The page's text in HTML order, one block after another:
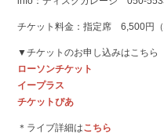
チケット料金：指定席 6,500円（
▼チケットのお申し込みはこちら
ローソンチケット
イープラス
チケットぴあ
＊ライブ詳細はこちら